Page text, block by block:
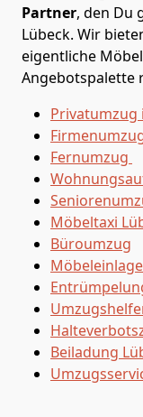
Partner, den Du
Lübeck. Wir
eigentliche
Angebotspalette
Privatumzug
Fernumzug
Möbeltaxi
Büroumzug
Beiladung